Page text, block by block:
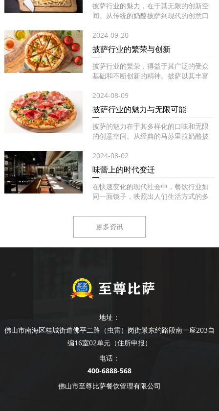
披萨行业的魅力，在于其无限的创新空
间。从传统的奶酪披萨到现代的创意口
2024-09-20
披萨行业的繁荣与创新
披萨行业的繁荣，得益于其广泛的受众
基础和不断创新的精神。披萨以其丰富
2024-08-09
披萨行业的魅力与无限可能
披萨的魅力在于其多样化的口味和无限
的创意空间。从经典的马苏里拉奶酪披
2024-08-02
味蕾上的时代变迁
在快速变化的现代社会中，餐饮行业如
同一面镜子，映照出人们生活方式的多
更多资讯
地址：
佛山市南海区桂城街道佛平二路（虫雷）岗街景东约路段南一座203自
编16室02单元（住所申报）
电话：
400-6888-568
佛山市至尊比萨餐饮管理有限公司